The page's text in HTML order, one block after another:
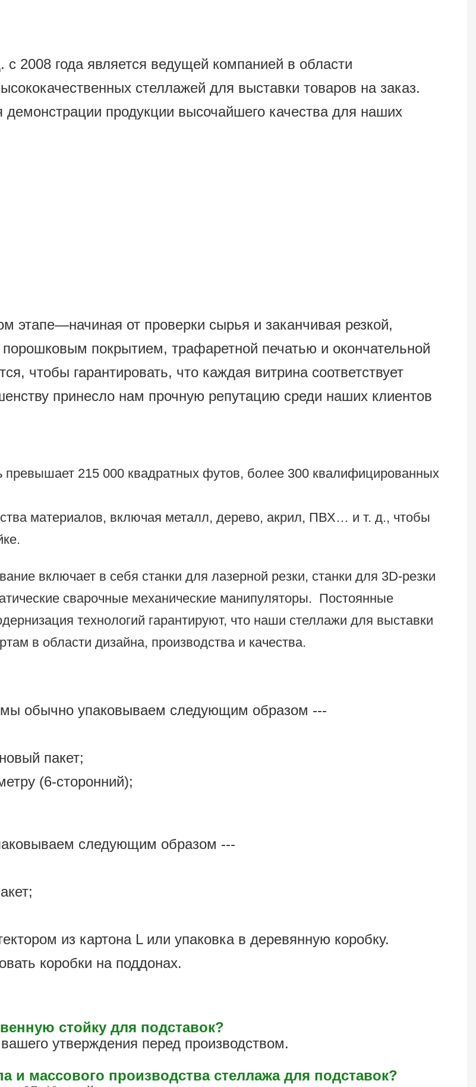
года является ведущей компанией в области
стеллажей для выставки товаров на заказ.
продукции высочайшего качества для наших
этапе—начиная от проверки сырья и заканчивая резкой,
покрытием, трафаретной печатью и окончательной
чтобы гарантировать, что каждая витрина соответствует
принесло нам прочную репутацию среди наших клиентов
215 000 квадратных футов, более 300 квалифицированных
материалов, включая металл, дерево, акрил, ПВХ… и т. д., чтобы
включает в себя станки для лазерной резки, станки для 3D-резки
сварочные механические манипуляторы. Постоянные
технологий гарантируют, что наши стеллажи для выставки
в области дизайна, производства и качества.
мы обычно упаковываем следующим образом ---
пакет;
(6-сторонний);
следующим образом ---
из картона L или упаковка в деревянную коробку.
коробки на поддонах.
стойку для подставок?
утверждения перед производством.
и массового производства стеллажа для подставок?